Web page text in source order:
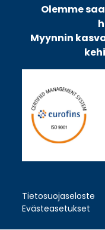
Olemme
Myynnin
Tietosuojaseloste
Evästeasetukset